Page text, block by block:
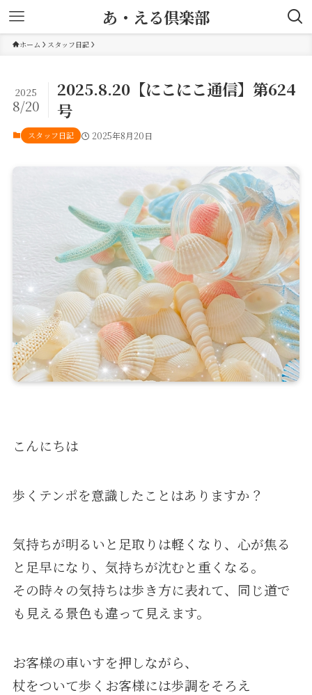
あ・える倶楽部
ホーム スタッフ日記
2025.8.20【にこにこ通信】第624
号
2025
8/20
スタッフ日記 2025年8月20日
こんにちは
歩くテンポを意識したことはありますか？
気持ちが明るいと足取りは軽くなり、心が焦る
と足早になり、気持ちが沈むと重くなる。
その時々の気持ちは歩き方に表れて、同じ道で
も見える景色も違って見えます。
お客様の車いすを押しながら、
杖をついて歩くお客様には歩調をそろえ